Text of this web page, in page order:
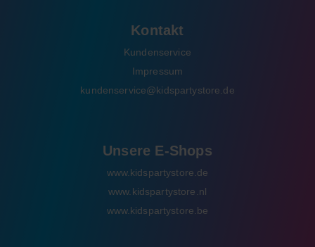
Kontakt
Kundenservice
Impressum
kundenservice@kidspartystore.de
Unsere E-Shops
www.kidspartystore.de
www.kidspartystore.nl
www.kidspartystore.be